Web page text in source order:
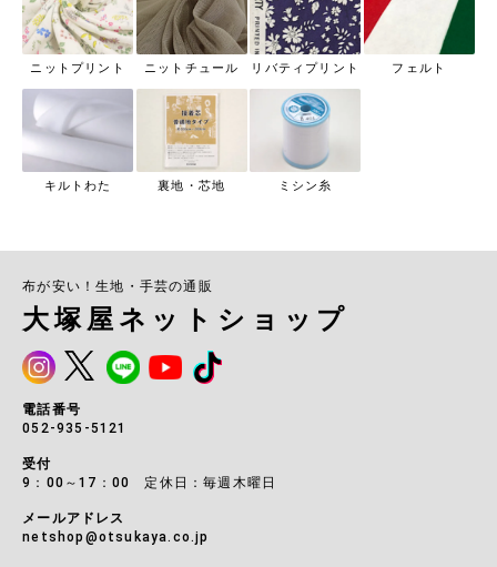
ニットプリント ニットチュール リバティプリント フェルト
キルトわた 裏地・芯地 ミシン糸
布が安い！生地・手芸の通販
大塚屋ネットショップ
電話番号
052-935-5121
受付
9：00～17：00 定休日：毎週木曜日
メールアドレス
netshop@otsukaya.co.jp